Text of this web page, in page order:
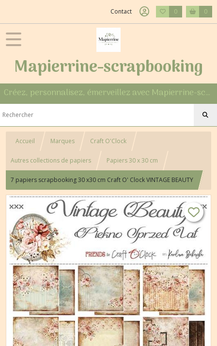
Contact 0 0
Mapierrine-scrapbooking
Créez, personnalisez, émerveillez avec Mapierrine-scrapbooking
Accueil Marques Craft O'Clock
Autres collections de papiers Papiers 30 x 30 cm
7 papiers scrapbooking 30 x30 cm Craft O' Clock VINTAGE BEAUTY